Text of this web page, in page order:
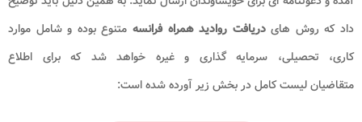
داد که روش هایدریافت روادید همراه فرانسه متنوع بوده و شامل موارد
کاری، تحصیلی، سرمایه گذاری و غیره خواهد شد که برای اطلاع
متقاضیان لیست کامل در بخش زیر آورده شده است: